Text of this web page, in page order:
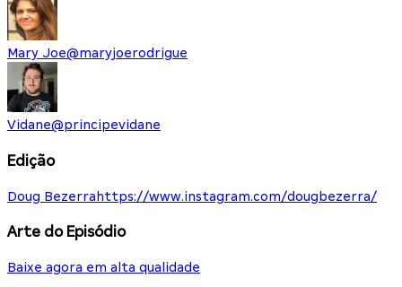
Mary Joe@maryjoerodrigue
Vidane@principevidane
Edição
Doug Bezerra https://www.instagram.com/dougbezerra/
Arte do Episódio
Baixe agora em alta qualidade